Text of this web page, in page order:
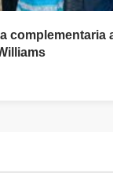
complementaria